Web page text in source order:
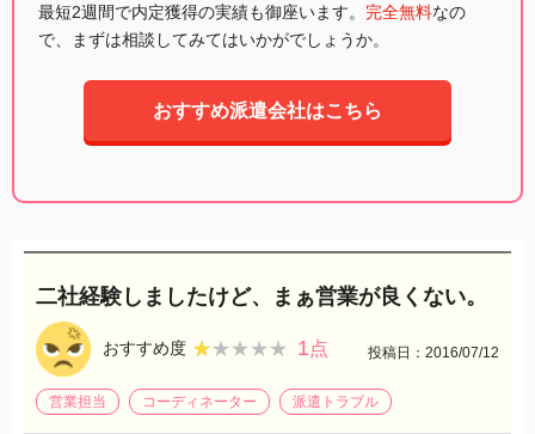
最短2週間で内定獲得の実績も御座います。 完全無料なの
で、まずは相談してみてはいかがでしょうか。
おすすめ派遣会社はこちら
二社経験しましたけど、まぁ営業が良くない。
おすすめ度 ★★★★★
★★★★★ 1点 投稿日：2016/07/12
営業担当 コーディネーター 派遣トラブル